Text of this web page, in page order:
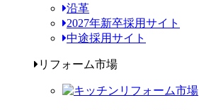
沿革
2027年新卒採用サイト
中途採用サイト
リフォーム市場